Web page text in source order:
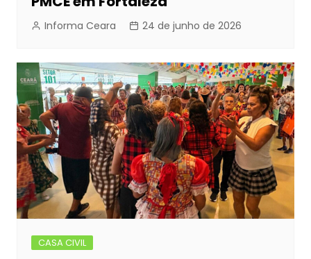
Informa Ceara 24 de junho de 2026
CASA CIVIL